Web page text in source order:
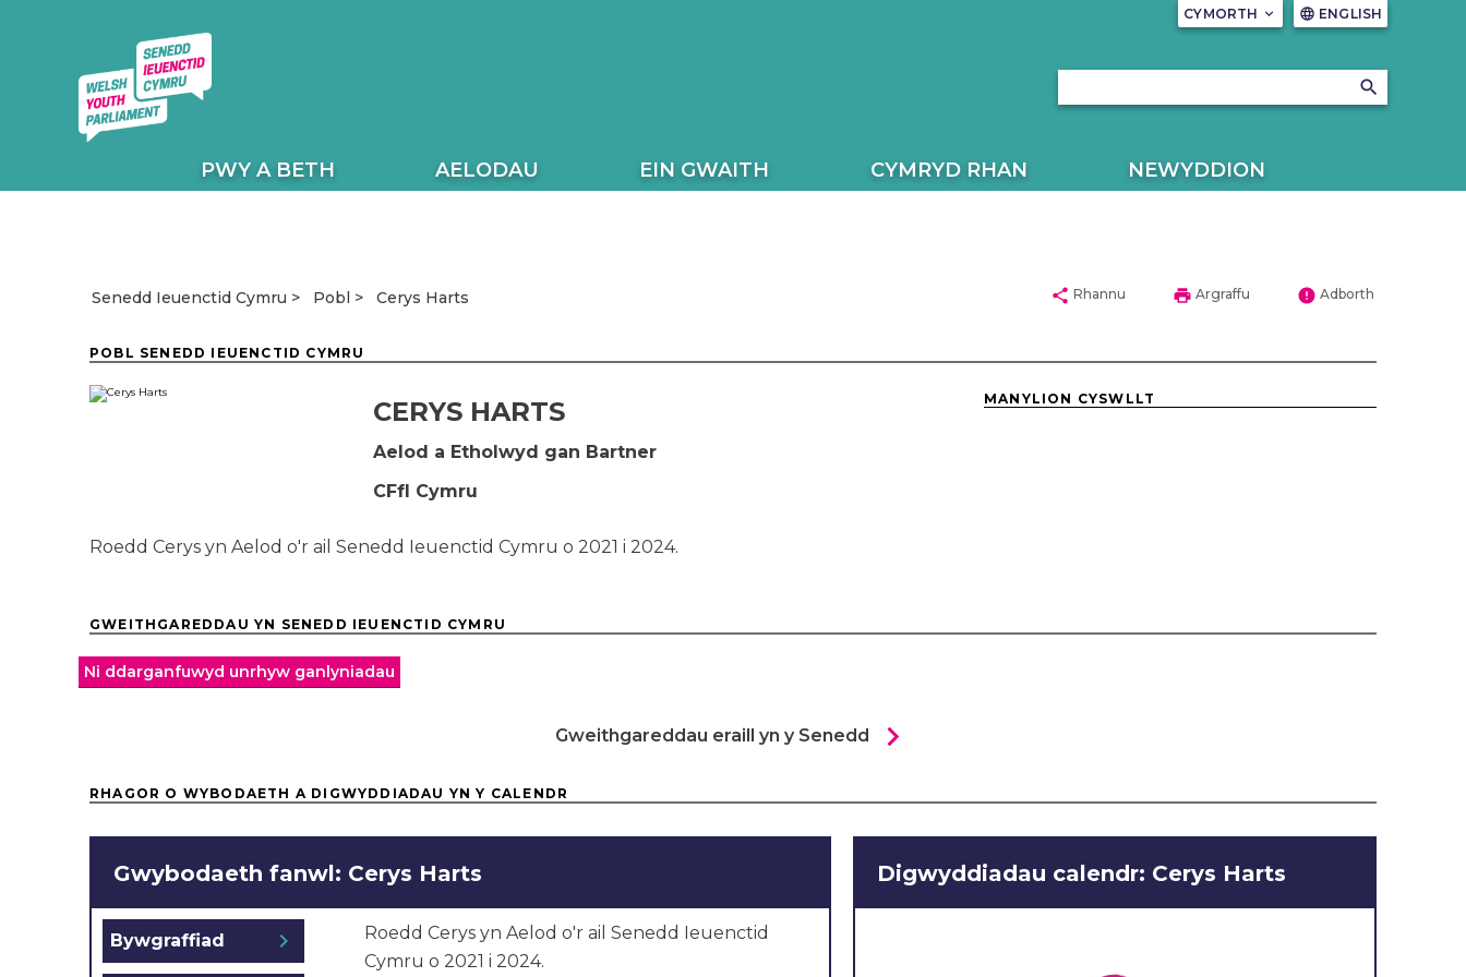
CYMORTH keyboard_arrow_down language ENGLISH
search
PWY A BETH AELODAU EIN GWAITH CYMRYD RHAN NEWYDDION
Senedd Ieuenctid Cymru Pobl Cerys Harts share Rhannu print Argraffu error Adborth
POBL SENEDD IEUENCTID CYMRU
CERYS HARTS
Aelod a Etholwyd gan Bartner
CFfI Cymru
Roedd Cerys yn Aelod o'r ail Senedd Ieuenctid Cymru o 2021 i 2024.
MANYLION CYSWLLT
GWEITHGAREDDAU YN SENEDD IEUENCTID CYMRU
Ni ddarganfuwyd unrhyw ganlyniadau
Gweithgareddau eraill yn y Senedd chevron_right
RHAGOR O WYBODAETH A DIGWYDDIADAU YN Y CALENDR
Gwybodaeth fanwl: Cerys Harts
Bywgraffiad chevron_right Roedd Cerysyn Aelod o'r ail Senedd Ieuenctid
Cymru o 2021i 2024.
Digwyddiadau calendr: Cerys Harts